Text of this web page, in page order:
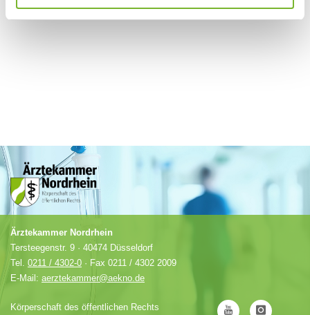
Anbieter.
Ärztekammer Nordrhein
Tersteegenstr. 9 · 40474 Düsseldorf
Tel. 0211 / 4302-0 · Fax 0211 / 4302 2009
E-Mail: aerztekammer@aekno.de
Körperschaft des öffentlichen Rechts